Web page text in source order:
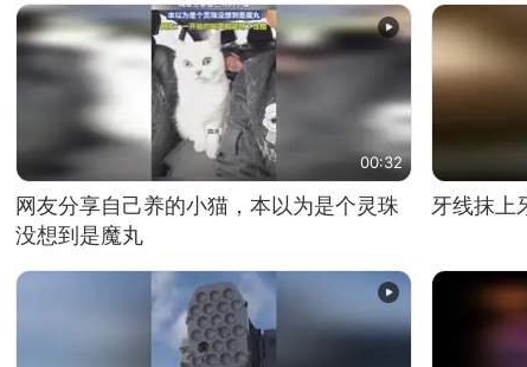
00:32
网友分享自己养的小猫，本以为是个灵珠
没想到是魔丸
牙线抹上